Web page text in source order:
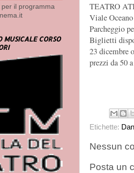
TEATRO
Viale
Parcheggio
Biglietti
23 dicembre
prezzi da 50
Etichette:
Nessun
Posta un
il programma
MUSICALE CORSO